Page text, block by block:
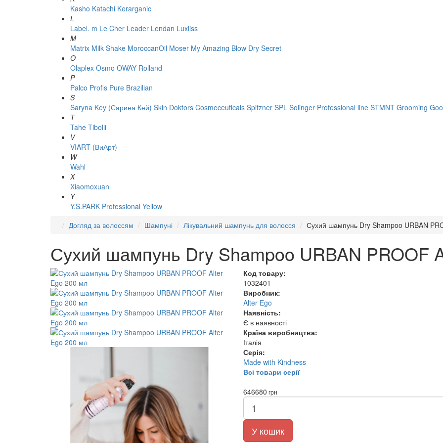
Kasho Katachi Kerarganic
L
Label. m Le Cher Leader Lendan Luxliss
M
Matrix Milk Shake MoroccanOil Moser My Amazing Blow Dry Secret
O
Olaplex Osmo OWAY Rolland
P
Palco Profis Pure Brazilian
S
Saryna Key (Сарина Кей) Skin Doktors Cosmeceuticals Spitzner SPL Solinger Professional line STMNT Grooming
T
Tahe Tibolli
V
VIART (ВиАрт)
W
Wahl
X
Xiaomoxuan
Y
Y.S.PARK Professional Yellow
Догляд за волоссям
Шампуні Лікувальний шампунь для волосся Сухий шампунь Dry Shampoo URBAN
Сухий шампунь Dry Shampoo URBAN PROOF
Код товару:
1032401
Виробник:
Alter Ego
Наявність:
Є в наявності
Країна виробництва:
Італія
Серія:
Made with Kindness
Всі товари серії
646680 грн
У кошик